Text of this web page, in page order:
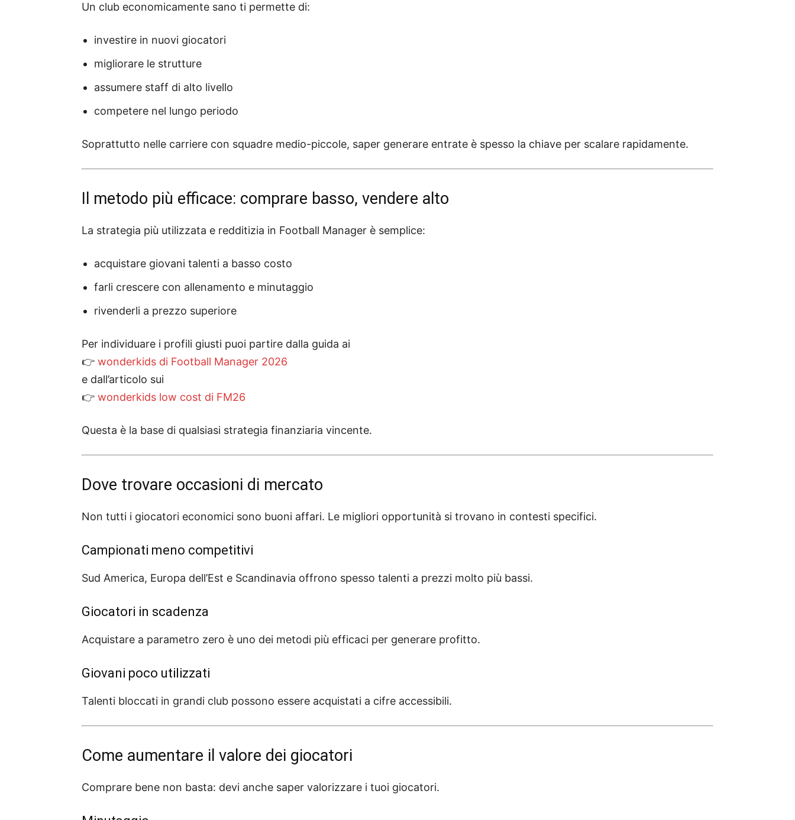
Un club economicamente sano ti permette di:
investire in nuovi giocatori
migliorare le strutture
assumere staff di alto livello
competere nel lungo periodo
Soprattutto nelle carriere con squadre medio-piccole, saper generare entrate è spesso la chiave per scalare rapidamente.
Il metodo più efficace: comprare basso, vendere alto
La strategia più utilizzata e redditizia in Football Manager è semplice:
acquistare giovani talenti a basso costo
farli crescere con allenamento e minutaggio
rivenderli a prezzo superiore
Per individuare i profili giusti puoi partire dalla guida ai
👉 wonderkids di Football Manager 2026
e dall’articolo sui
👉 wonderkids low cost di FM26
Questa è la base di qualsiasi strategia finanziaria vincente.
Dove trovare occasioni di mercato
Non tutti i giocatori economici sono buoni affari. Le migliori opportunità si trovano in contesti specifici.
Campionati meno competitivi
Sud America, Europa dell’Est e Scandinavia offrono spesso talenti a prezzi molto più bassi.
Giocatori in scadenza
Acquistare a parametro zero è uno dei metodi più efficaci per generare profitto.
Giovani poco utilizzati
Talenti bloccati in grandi club possono essere acquistati a cifre accessibili.
Come aumentare il valore dei giocatori
Comprare bene non basta: devi anche saper valorizzare i tuoi giocatori.